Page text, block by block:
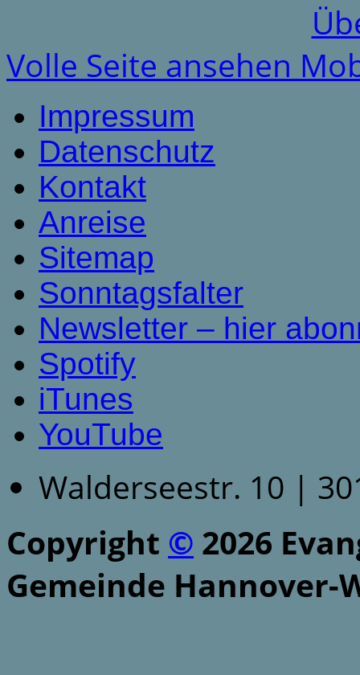
Volle Seite ansehen
Impressum
Datenschutz
Kontakt
Anreise
Sitemap
Sonntagsfalter
Newsletter – hier
Spotify
iTunes
YouTube
Walderseestr. 10 |
Copyright © 2026
Gemeinde Hannover-